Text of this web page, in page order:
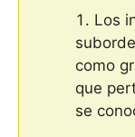
Los
como
que
se